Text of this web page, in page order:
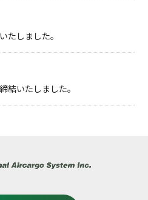
たしました。
結いたしました。